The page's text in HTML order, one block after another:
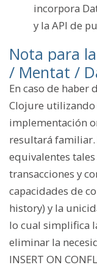
incorpora
y la API de
Nota para
/ Mentat /
En caso de haber
Clojure utilizando
implementación
resultará familiar.
equivalentes
transacciones y
capacidades de
history) y la
lo cual simplifica
eliminar la
INSERT ON